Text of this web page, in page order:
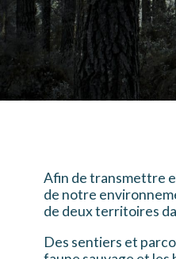
Afin de transmettre
de notre
de deux territoires
Des sentiers et